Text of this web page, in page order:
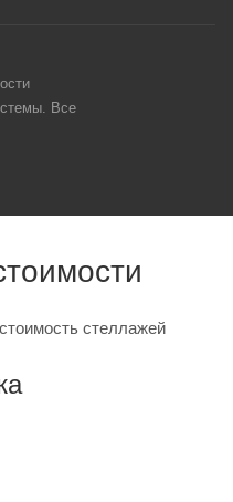
Все
стеллажей